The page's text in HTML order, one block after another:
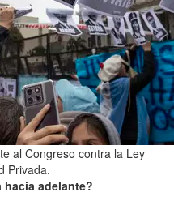
al Congreso contra la Ley
Privada.
hacia adelante?